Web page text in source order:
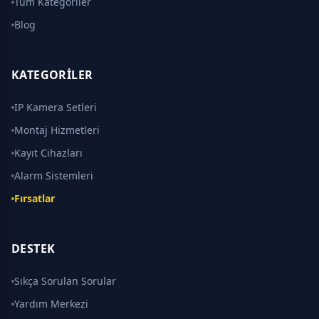
Blog
KATEGORILER
IP Kamera Setleri
Montaj Hizmetleri
Kayıt Cihazları
Alarm Sistemleri
Fırsatlar
DESTEK
Sıkça Sorulan Sorular
Yardım Merkezi